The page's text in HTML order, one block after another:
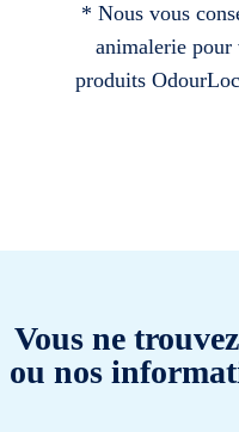
* Nous vous
animalerie pour
produits
Vous ne
ou nos